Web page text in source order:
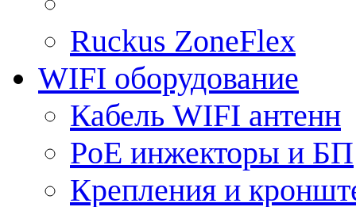
Ruckus ZoneFlex
WIFI оборудование
Кабель WIFI антенн
PoE инжекторы и БП
Крепления и